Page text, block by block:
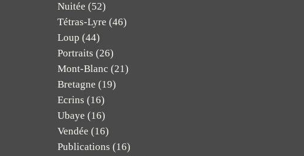
Nuitée (52)
Tétras-Lyre (46)
Loup (44)
Portraits (26)
Mont-Blanc (21)
Bretagne (19)
Ecrins (16)
Ubaye (16)
Vendée (16)
Publications (16)